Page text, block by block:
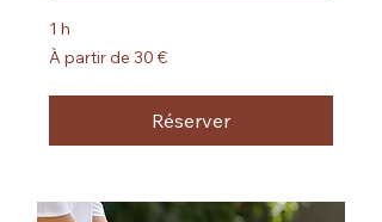
1 h
À
partir
À partir de 30 €
Réserver